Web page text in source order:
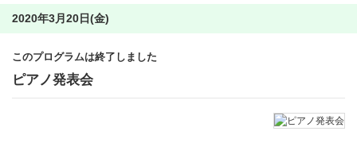
2020年3月20日(金)
このプログラムは終了しました
ピアノ発表会